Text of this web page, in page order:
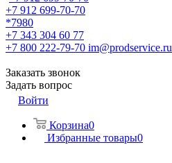
+7 912 699-70-70
*7980
+7 343 304 60 77
+7 800 222-79-70 im@prodservice.ru
Заказать звонок
Задать вопрос
Войти
Корзина0
Избранные товары0